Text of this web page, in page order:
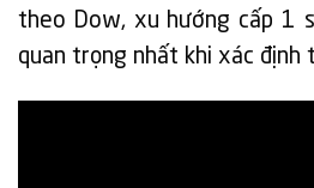
theo Dow, xu hướng cấp 1
quan trọng nhất khi xác định